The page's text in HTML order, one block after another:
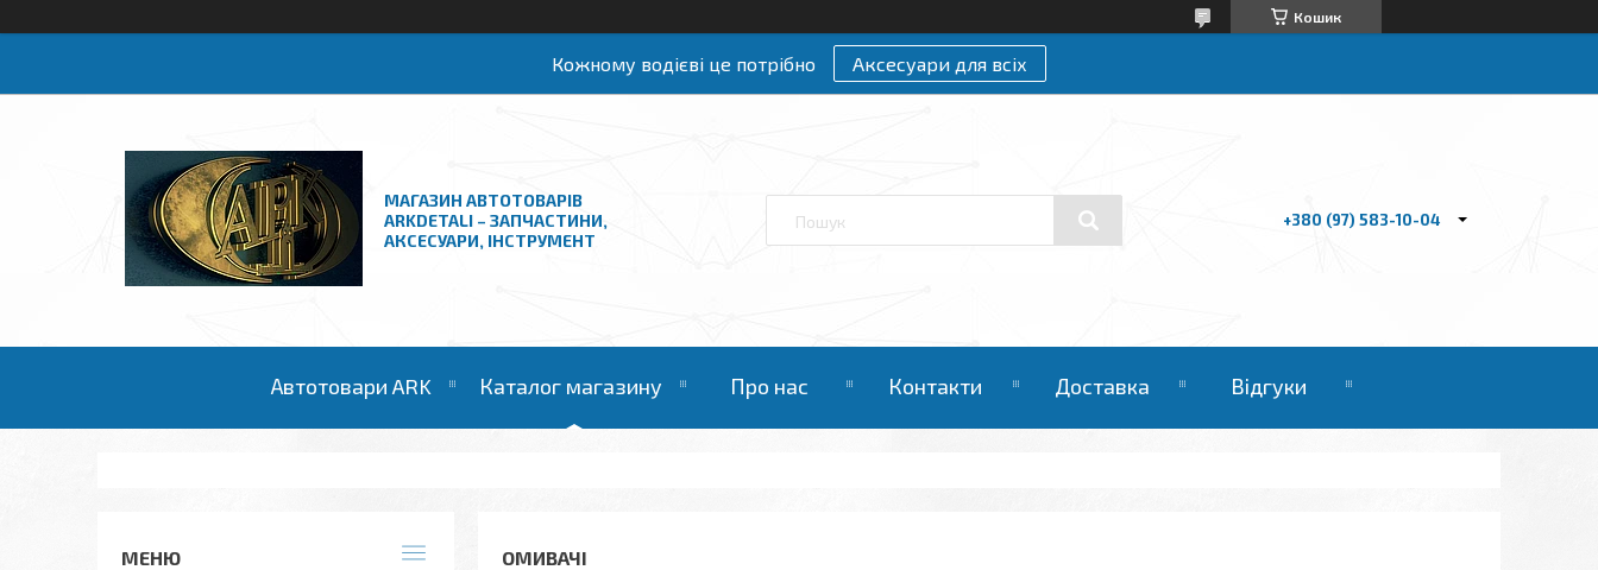
Кошик
Кожному водієві це потрібно Аксесуари для всіх
МАГАЗИН АВТОТОВАРІВ
ARKDETALI – ЗАПЧАСТИНИ,
АКСЕСУАРИ, ІНСТРУМЕНТ
+380 (97) 583-10-04
Автотовари ARK Каталог магазину Про нас Контакти Доставка Відгуки
ОМИВАЧІ